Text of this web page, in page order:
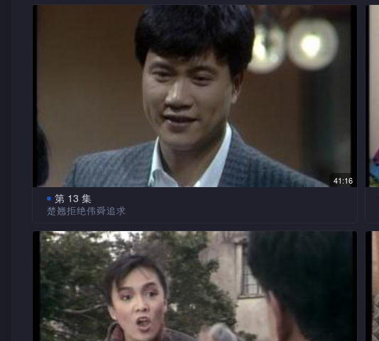
谨昌发现锦源终日徘徊钟家门口，令他顿起怀疑，追问下始发
现他为美屏前任丈夫，令他即联想到与锦源的微妙关系，暗派人调
伟舜带学宁参加一豪华派对，衣香鬓影，由于会场中布满伟舜
新欢旧爱，各人对学宁投以嫉妒敌视的态度，更乘机恶意侮辱作弄
她一番，令她甚为难受。
月明生日当天，家人均未有任何表现，惟谨昌早为她预备庆祝
节目，令她大为感动，彼此间感情更进一步，淑梅等大表欣慰。
伟南眼见学宁受到伟舜忽冷忽热看待，精神大为低落，顿替她
不值，欲设法向她暗示伟舜非为可靠终生伴侣，间接向她表明爱
意，却未被学宁领会，令他大为失望。
思迁之所为，不惜欺骗锦源其儿已幼年夭折，令锦源大受刺激。
41:16
第 13 集
楚翘拒绝伟舜追求
锦源见长期寄宿方家，毕竟引起众人不便，更因此导致谨昌与
学斌等发生磨擦，大感不安，欲迁出独居。后得谨昌声泪俱下苦苦
挽留，锦源终改变主意。
谢家感到自月明出走后，家中琐碎杂务一塌糊涂，大感不便，
遂以创世出面，劝月明归家，并允以后尽量给予其个人自由时间，
从发挥其兴趣所长，令月明大为安心。